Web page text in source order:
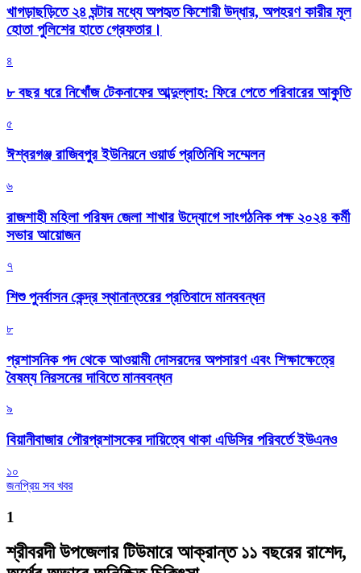
খাগড়াছড়িতে ২৪ ঘন্টার মধ্যে অপহৃত কিশোরী উদ্ধার, অপহরণ কারীর মূল
হোতা পুলিশের হাতে গ্রেফতার।
৪
৮ বছর ধরে নিখোঁজ টেকনাফের আব্দুল্লাহ: ফিরে পেতে পরিবারের আকুতি
৫
ঈশ্বরগঞ্জ রাজিবপুর ইউনিয়নে ওয়ার্ড প্রতিনিধি সম্মেলন
৬
রাজশাহী মহিলা পরিষদ জেলা শাখার উদ্যোগে সাংগঠনিক পক্ষ ২০২৪ কর্মী
সভার আয়োজন
৭
শিশু পুনর্বাসন কেন্দ্র স্থানান্তরের প্রতিবাদে মানববন্ধন
৮
প্রশাসনিক পদ থেকে আওয়ামী দোসরদের অপসারণ এবং শিক্ষাক্ষেত্রে
বৈষম্য নিরসনের দাবিতে মানববন্ধন
৯
বিয়ানীবাজার পৌরপ্রশাসকের দায়িত্বে থাকা এডিসির পরিবর্তে ইউএনও
১০
জনপ্রিয় সব খবর
1
শ্রীবরদী উপজেলার টিউমারে আক্রান্ত ১১ বছরের রাশেদ,